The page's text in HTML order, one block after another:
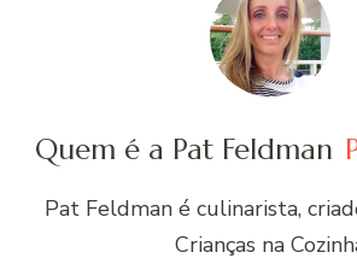
Quem é a Pat Feldman
Pat Feldman é culinarista,
Crianças na